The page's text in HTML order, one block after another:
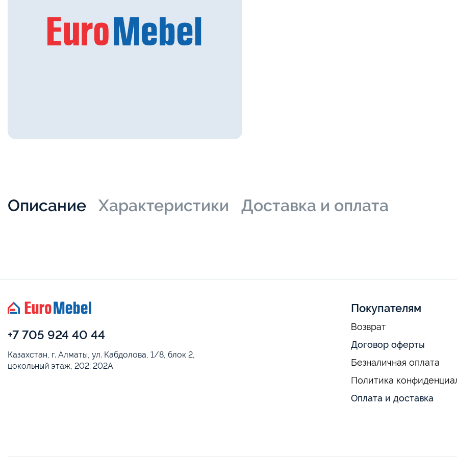
Описание Характеристики Доставка и оплата
+7 705 924 40 44
Казахстан, г. Алматы, ул. Кабдолова, 1/8, блок 2,
цокольный этаж, 202; 202А.
Покупателям
Возврат
Договор оферты
Безналичная оплата
Политика
Оплата и доставка